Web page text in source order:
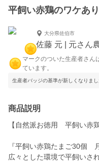
平飼い赤鶏のワケあ
大分県佐伯市
佐藤 元 | 元さん
マークのついた生産者さん
ています。
生産者バッジの基準が新しくなりまし
商品説明
【自然派お徳用 平飼い赤
『平飼い赤鶏たまご30個
広々とした環境で平飼いさ